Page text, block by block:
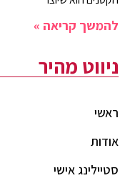
להמשך קריאה »
ניווט מהיר
ראשי
אודות
סטיילינג אישי